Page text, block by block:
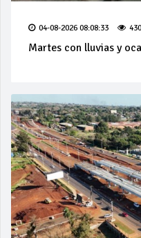
04-08-2026 08:08:33 430
Martes con lluvias y